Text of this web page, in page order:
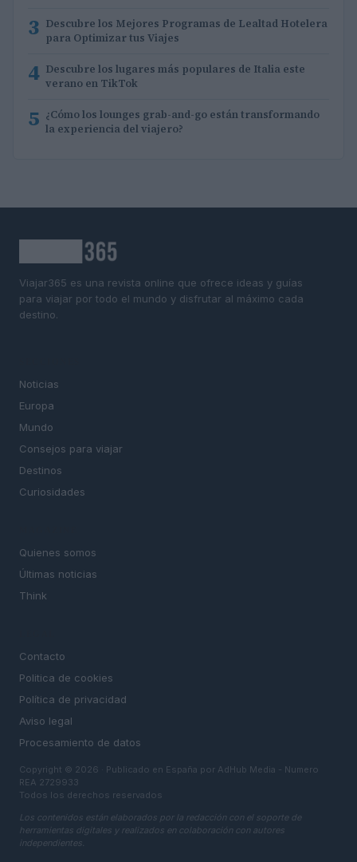
3 Descubre los Mejores Programas de Lealtad Hotelera
para Optimizar tus Viajes
4 Descubre los lugares más populares de Italia este
verano en TikTok
5 ¿Cómo los lounges grab-and-go están transformando
la experiencia del viajero?
Viajar365 es una revista online que ofrece ideas y guías
para viajar por todo el mundo y disfrutar al máximo cada
destino.
Noticias
Europa
Mundo
Consejos para viajar
Destinos
Curiosidades
Quienes somos
Últimas noticias
Think
Contacto
Politica de cookies
Política de privacidad
Aviso legal
Procesamiento de datos
Copyright © 2026 · Publicado en España por AdHub Media - Numero
REA 2729933
Todos los derechos reservados
Los contenidos están elaborados por la redacción con el soporte de
herramientas digitales y realizados en colaboración con autores
independientes.